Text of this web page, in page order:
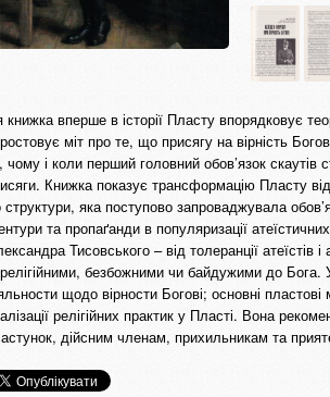
книжка вперше в історії Пласту впорядковує
міт про те, що присягу на вірність
чому і коли перший головний обов’язок
Книжка показує трансформацію Пласту
яка поступово запроваджувала
та пропаґанди в популяризації
Тисовського – від толеранції
безбожними чи байдужими до Бога.
щодо вірности Богові; основні
релігійних практик у Пласті. Вона
дійсним членам, прихильникам та